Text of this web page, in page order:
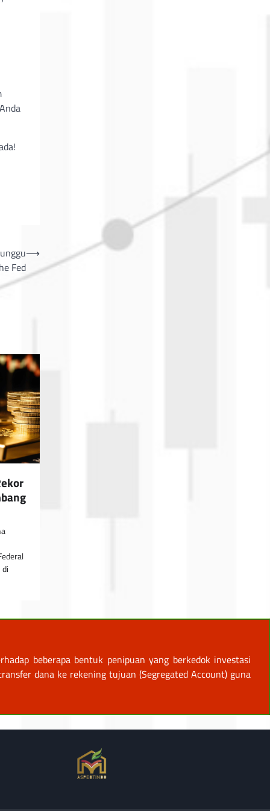
Fed
⟶
beberapa bentuk penipuan yang berkedok investasi
dana ke rekening tujuan (Segregated Account) guna